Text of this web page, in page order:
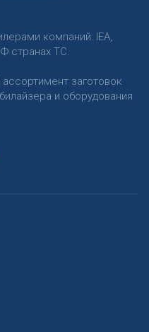
компаний: IEA,
странах ТС.
заготовок
и оборудования